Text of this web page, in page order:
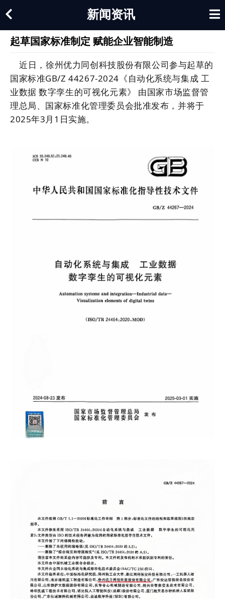
新闻资讯
起草国家标准制定 赋能企业智能制造
近日，徐州优力同创科技股份有限公司参与起草的
国家标准GB/Z 44267-2024《自动化系统与集成 工
业数据 数字孪生的可视化元素》 由国家市场监督管
理总局、国家标准化管理委员会批准发布，并将于
2025年3月1日实施。